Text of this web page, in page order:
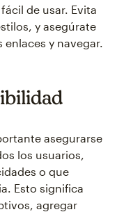
de usar. Evita
y asegúrate
enlaces y navegar.
asegurarse
los usuarios,
o que
Esto significa
agregar